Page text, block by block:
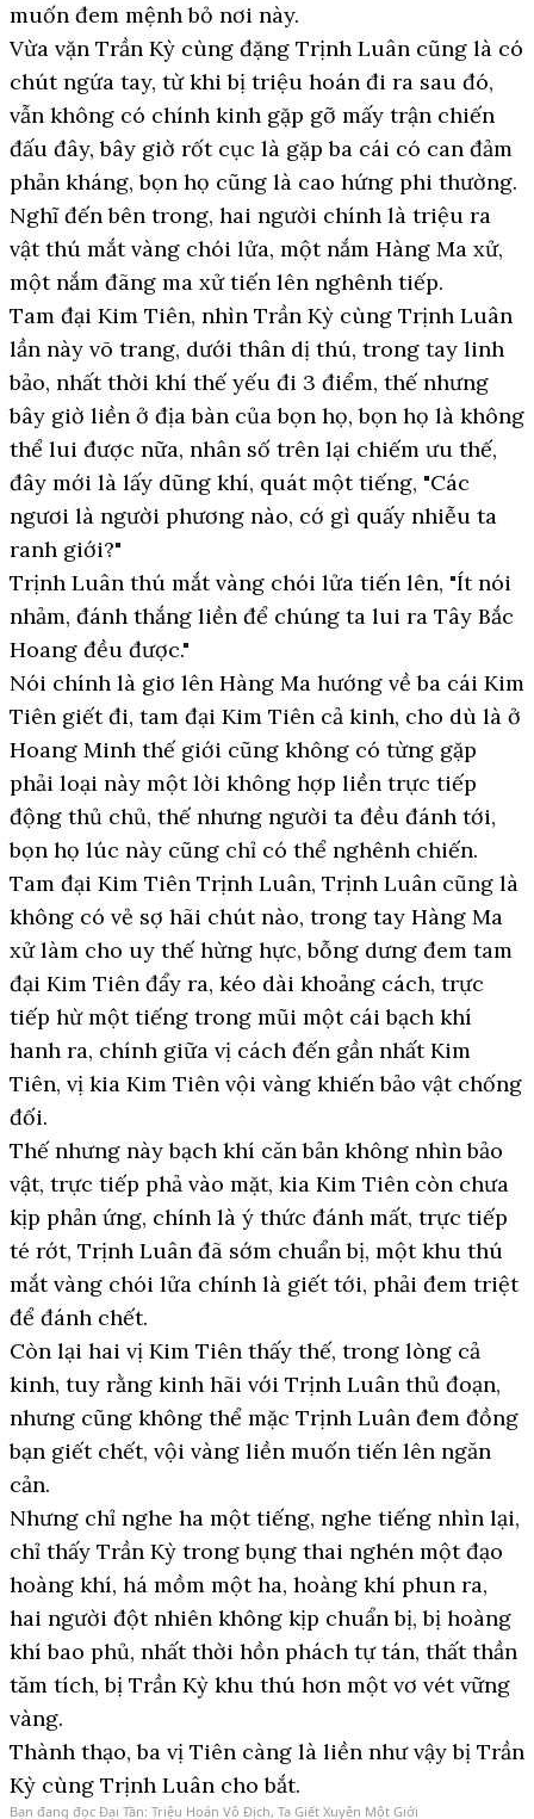
muốn đem mệnh bỏ nơi này.
Vừa vặn Trần Kỳ cùng đặng Trịnh Luân cũng là có
chút ngứa tay, từ khi bị triệu hoán đi ra sau đó,
vẫn không có chính kinh gặp gỡ mấy trận chiến
đấu đây, bây giờ rốt cục là gặp ba cái có can đảm
phản kháng, bọn họ cũng là cao hứng phi thường.
Nghĩ đến bên trong, hai người chính là triệu ra
vật thú mắt vàng chói lửa, một nắm Hàng Ma xử,
một nắm đãng ma xử tiến lên nghênh tiếp.
Tam đại Kim Tiên, nhìn Trần Kỳ cùng Trịnh Luân
lần này võ trang, dưới thân dị thú, trong tay linh
bảo, nhất thời khí thế yếu đi 3 điểm, thế nhưng
bây giờ liền ở địa bàn của bọn họ, bọn họ là không
thể lui được nữa, nhân số trên lại chiếm ưu thế,
đây mới là lấy dũng khí, quát một tiếng, "Các
ngươi là người phương nào, cớ gì quấy nhiễu ta
ranh giới?"
Trịnh Luân thú mắt vàng chói lửa tiến lên, "Ít nói
nhảm, đánh thắng liền để chúng ta lui ra Tây Bắc
Hoang đều được."
Nói chính là giơ lên Hàng Ma hướng về ba cái Kim
Tiên giết đi, tam đại Kim Tiên cả kinh, cho dù là ở
Hoang Minh thế giới cũng không có từng gặp
phải loại này một lời không hợp liền trực tiếp
động thủ chủ, thế nhưng người ta đều đánh tới,
bọn họ lúc này cũng chỉ có thể nghênh chiến.
Tam đại Kim Tiên Trịnh Luân, Trịnh Luân cũng là
không có vẻ sợ hãi chút nào, trong tay Hàng Ma
xử làm cho uy thế hừng hực, bỗng dưng đem tam
đại Kim Tiên đẩy ra, kéo dài khoảng cách, trực
tiếp hừ một tiếng trong mũi một cái bạch khí
hanh ra, chính giữa vị cách đến gần nhất Kim
Tiên, vị kia Kim Tiên vội vàng khiến bảo vật chống
đối.
Thế nhưng này bạch khí căn bản không nhìn bảo
vật, trực tiếp phả vào mặt, kia Kim Tiên còn chưa
kịp phản ứng, chính là ý thức đánh mất, trực tiếp
té rớt, Trịnh Luân đã sớm chuẩn bị, một khu thú
mắt vàng chói lửa chính là giết tới, phải đem triệt
để đánh chết.
Còn lại hai vị Kim Tiên thấy thế, trong lòng cả
kinh, tuy rằng kinh hãi với Trịnh Luân thủ đoạn,
nhưng cũng không thể mặc Trịnh Luân đem đồng
bạn giết chết, vội vàng liền muốn tiến lên ngăn
cản.
Nhưng chỉ nghe ha một tiếng, nghe tiếng nhìn lại,
chỉ thấy Trần Kỳ trong bụng thai nghén một đạo
hoàng khí, há mồm một ha, hoàng khí phun ra,
hai người đột nhiên không kịp chuẩn bị, bị hoàng
khí bao phủ, nhất thời hồn phách tự tán, thất thần
tăm tích, bị Trần Kỳ khu thú hơn một vơ vét vững
vàng.
Thành thạo, ba vị Tiên càng là liền như vậy bị Trần
Kỳ cùng Trịnh Luân cho bắt.
Bạn đang đọc Đại Tần: Triệu Hoán Vô Địch, Ta Giết Xuyên Một Giới